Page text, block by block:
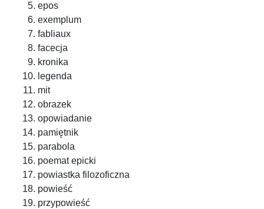
epos
exemplum
fabliaux
facecja
kronika
legenda
mit
obrazek
opowiadanie
pamiętnik
parabola
poemat epicki
powiastka filozoficzna
powieść
przypowieść